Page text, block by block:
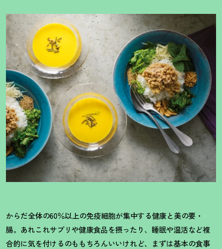
からだ全体の60％以上の免疫細胞が集中する健康と美の要・
腸。あれこれサプリや健康食品を摂ったり、睡眠や温活など複
合的に気を付けるのももちろんいいけれど、まずは基本の食事